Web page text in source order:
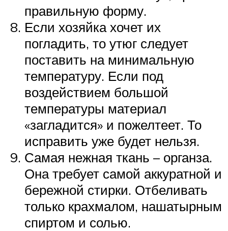
правильную форму.
Если хозяйка хочет их
погладить, то утюг следует
поставить на минимальную
температуру. Если под
воздействием большой
температуры материал
«загладится» и пожелтеет. То
исправить уже будет нельзя.
Самая нежная ткань – органза.
Она требует самой аккуратной и
бережной стирки. Отбеливать
только крахмалом, нашатырным
спиртом и солью.